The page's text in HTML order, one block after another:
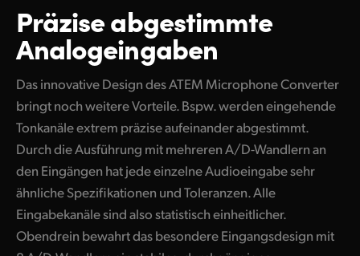
Präzise abgestimmte
Analogeingaben
Das innovative Design des ATEM Microphone Converter
bringt noch weitere Vorteile. Bspw. werden eingehende
Tonkanäle extrem präzise aufeinander abgestimmt.
Durch die Ausführung mit mehreren A/D-Wandlern an
den Eingängen hat jede einzelne Audioeingabe sehr
ähnliche Spezifikationen und Toleranzen. Alle
Eingabekanäle sind also statistisch einheitlicher.
Obendrein bewahrt das besondere Eingangsdesign mit